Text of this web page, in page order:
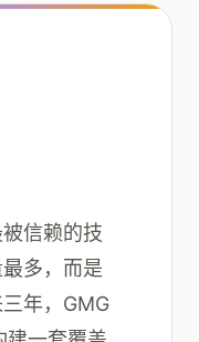
信赖的技
多，而是
年，GMG